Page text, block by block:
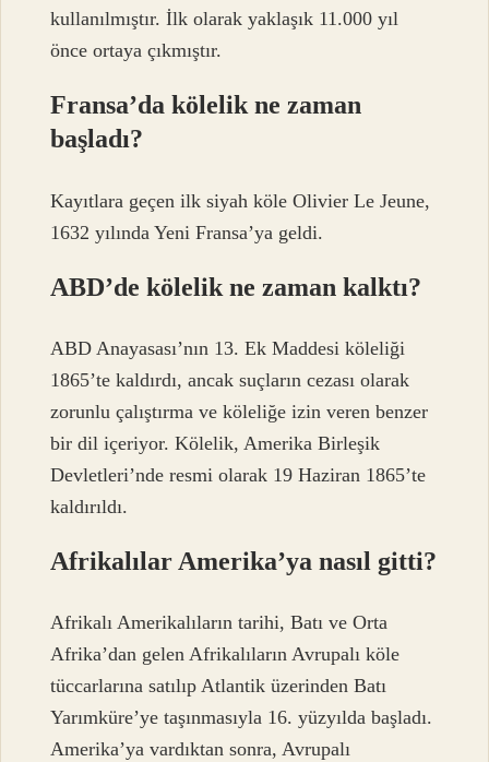
kullanılmıştır. İlk olarak yaklaşık 11.000 yıl
önce ortaya çıkmıştır.
Fransa’da kölelik ne zaman
başladı?
Kayıtlara geçen ilk siyah köle Olivier Le Jeune,
1632 yılında Yeni Fransa’ya geldi.
ABD’de kölelik ne zaman kalktı?
ABD Anayasası’nın 13. Ek Maddesi köleliği
1865’te kaldırdı, ancak suçların cezası olarak
zorunlu çalıştırma ve köleliğe izin veren benzer
bir dil içeriyor. Kölelik, Amerika Birleşik
Devletleri’nde resmi olarak 19 Haziran 1865’te
kaldırıldı.
Afrikalılar Amerika’ya nasıl gitti?
Afrikalı Amerikalıların tarihi, Batı ve Orta
Afrika’dan gelen Afrikalıların Avrupalı ​​köle
tüccarlarına satılıp Atlantik üzerinden Batı
Yarımküre’ye taşınmasıyla 16. yüzyılda başladı.
Amerika’ya vardıktan sonra, Avrupalı ​​